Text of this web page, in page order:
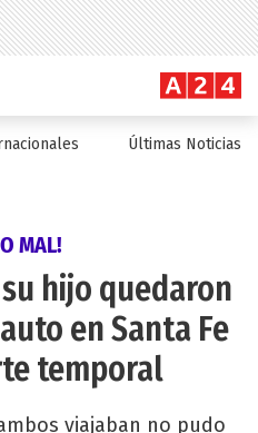
Últimas Noticias
MAL!
hijo quedaron
en Santa Fe
temporal
viajaban no pudo